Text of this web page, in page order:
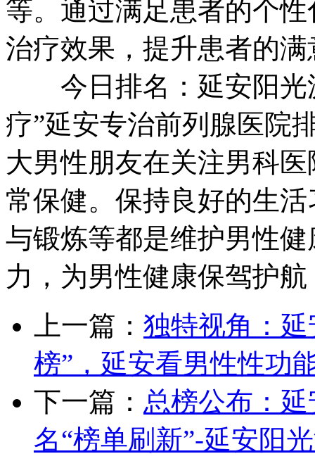
等。通过满足患者的个
治疗效果，提升患者的满
今日排名：延安阳光
疗”延安专治前列腺医院
大男性朋友在关注男科
常保健。保持良好的生
与锻炼等都是维护男性
力，为男性健康保驾护航
上一篇： 独特视角：
榜”，延安看男性性功
下一篇： 总榜公布：
名“榜单刷新”-延安阳